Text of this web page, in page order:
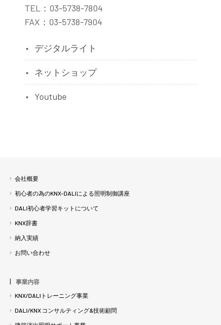
TEL：03-5738-7804
FAX：03-5738-7904
デジタルライト
ネットショップ
Youtube
会社概要
初心者の為のKNX-DALIによる照明制御講座
DALI初心者学習キットについて
KNX辞書
納入実績
お問い合わせ
事業内容
KNX/DALIトレーニング事業
DALI/KNX コンサルティング&技術顧問